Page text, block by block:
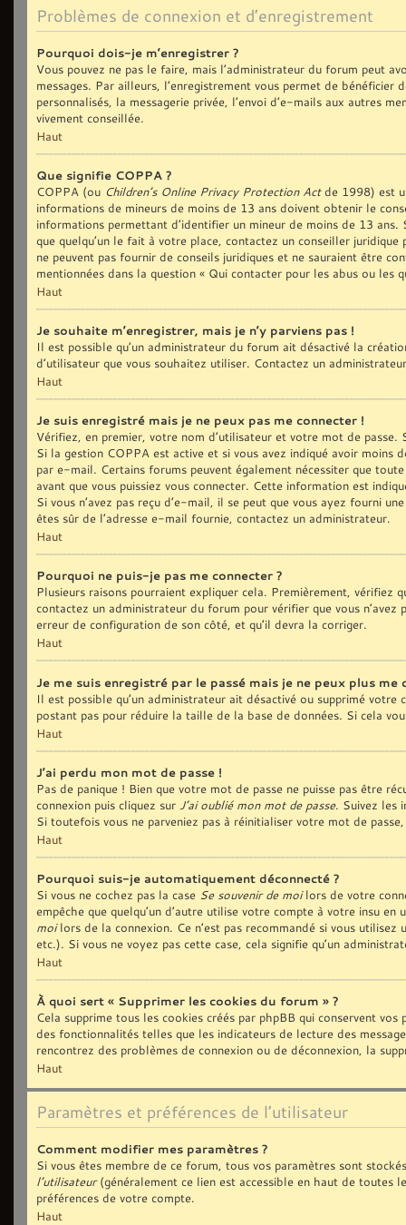
Problèmes de connexion et d’enregistrement
Pourquoi dois-je m’enregistrer ?
Vous pouvez ne pas le faire, mais l’administrateur du forum peut
messages. Par ailleurs, l’enregistrement vous permet de
personnalisés, la messagerie privée, l’envoi d’e-mails aux autres
vivement conseillée.
Haut
Que signifie COPPA ?
COPPA (ou Children’s Online Privacy Protection Actde 1998) est
informations de mineurs de moins de 13 ans doivent obtenir le
informations permettant d’identifier un mineur de moins de 13 ans.
que quelqu’un le fait à votre place, contactez un conseiller
ne peuvent pas fournir de conseils juridiques et ne sauraient être
mentionnées dans la question « Qui contacter pour les abus ou les
Haut
Je souhaite m’enregistrer, mais je n’y parviens pas !
Il est possible qu’un administrateur du forum ait désactivé la
d’utilisateur que vous souhaitez utiliser. Contactez un
Haut
Je suis enregistré mais je ne peux pas me connecter !
Vérifiez, en premier, votre nom d’utilisateur et votre mot de passe.
Si la gestion COPPA est active et si vous avez indiqué avoir moins
par e-mail. Certains forums peuvent également nécessiter que
avant que vous puissiez vous connecter. Cette information est
Si vous n’avez pas reçu d’e-mail, il se peut que vous ayez fourni
êtes sûr de l’adresse e-mail fournie, contactez un administrateur.
Haut
Pourquoi ne puis-je pas me connecter ?
Plusieurs raisons pourraient expliquer cela. Premièrement, vérifiez
contactez un administrateur du forum pour vérifier que vous
erreur de configuration de son côté, et qu’il devra la corriger.
Haut
Je me suis enregistré par le passé mais je ne peux plus me
Il est possible qu’un administrateur ait désactivé ou supprimé
postant pas pour réduire la taille de la base de données. Si cela
Haut
J’ai perdu mon mot de passe !
Pas de panique ! Bien que votre mot de passe ne puisse pas être
connexion puis cliquez sur J’ai oublié mon mot de passe. Suivez les
Si toutefois vous ne parveniez pas à réinitialiser votre mot de
Haut
Pourquoi suis-je automatiquement déconnecté ?
Si vous ne cochez pas la case Se souvenir de moilors de votre
empêche que quelqu’un d’autre utilise votre compte à votre insu
moilors de la connexion. Ce n’est pas recommandé si vous
etc.). Si vous ne voyez pas cette case, cela signifie qu’un
Haut
À quoi sert « Supprimer les cookies du forum » ?
Cela supprime tous les cookies créés par phpBB qui conservent
des fonctionnalités telles que les indicateurs de lecture des
rencontrez des problèmes de connexion ou de déconnexion, la
Haut
Paramètres et préférences de l’utilisateur
Comment modifier mes paramètres ?
Si vous êtes membre de ce forum, tous vos paramètres sont
l’utilisateur(généralement ce lien est accessible en haut de toutes
préférences de votre compte.
Haut